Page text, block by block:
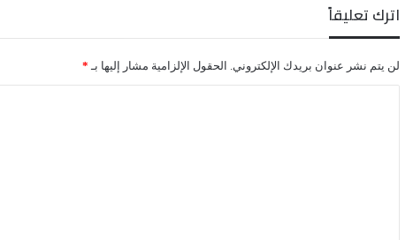
اترك تعليقاً
لن يتم نشر عنوان بريدك الإلكتروني. الحقول الإلزامية مشار إليها بـ *